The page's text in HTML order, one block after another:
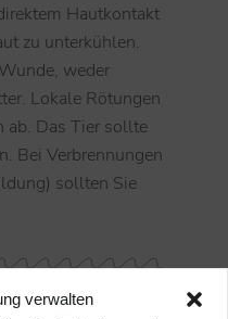
verwalten
Hautkontakt
zu unterkühlen.
weder
Lokale Rötungen
ab. Das Tier sollte
Bei Verbrennungen
sollten Sie
Themen